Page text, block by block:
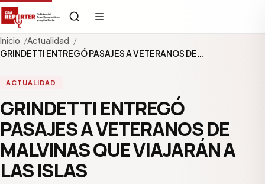
Inicio
Actualidad
GRINDETTI ENTREGÓ PASAJES A VETERANOS DE…
ACTUALIDAD
GRINDETTI ENTREGÓ
PASAJES A VETERANOS DE
MALVINAS QUE VIAJARÁN A
LAS ISLAS